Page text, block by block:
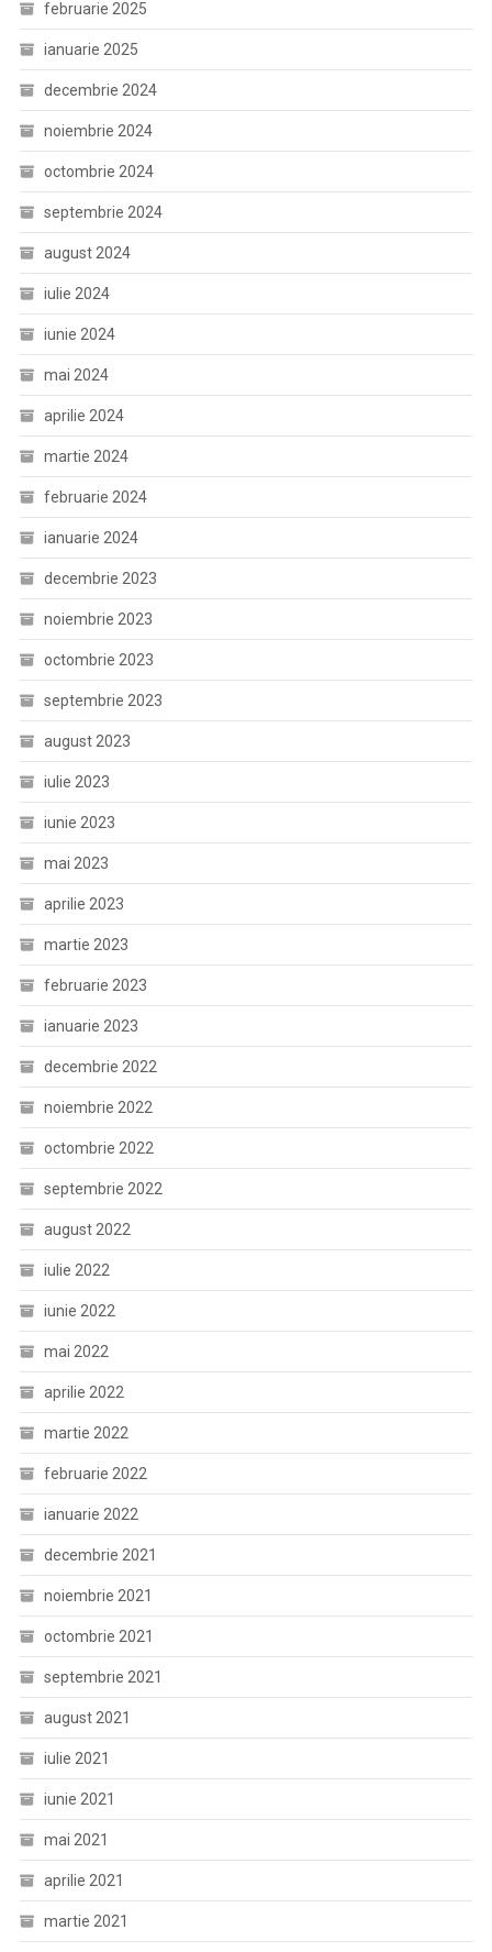
februarie 2025
ianuarie 2025
decembrie 2024
noiembrie 2024
octombrie 2024
septembrie 2024
august 2024
iulie 2024
iunie 2024
mai 2024
aprilie 2024
martie 2024
februarie 2024
ianuarie 2024
decembrie 2023
noiembrie 2023
octombrie 2023
septembrie 2023
august 2023
iulie 2023
iunie 2023
mai 2023
aprilie 2023
martie 2023
februarie 2023
ianuarie 2023
decembrie 2022
noiembrie 2022
octombrie 2022
septembrie 2022
august 2022
iulie 2022
iunie 2022
mai 2022
aprilie 2022
martie 2022
februarie 2022
ianuarie 2022
decembrie 2021
noiembrie 2021
octombrie 2021
septembrie 2021
august 2021
iulie 2021
iunie 2021
mai 2021
aprilie 2021
martie 2021